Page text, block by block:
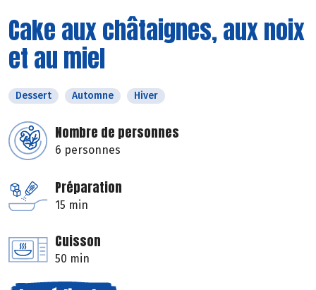
Cake aux châtaignes, aux noix
et au miel
Dessert Automne Hiver
Nombre de personnes
6 personnes
Préparation
15 min
Cuisson
50 min